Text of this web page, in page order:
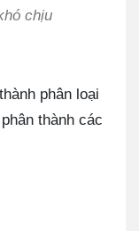
chịu
phân loại
thành các